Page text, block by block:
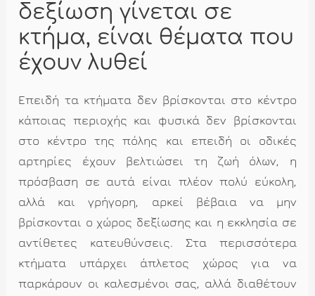
δεξίωση γίνεται σε
κτήμα, είναι θέματα που
έχουν λυθεί
Επειδή τα κτήματα δεν βρίσκονται στο κέντρο
κάποιας περιοχής και φυσικά δεν βρίσκονται
στο κέντρο της πόλης και επειδή οι οδικές
αρτηρίες έχουν βελτιώσει τη ζωή όλων, η
πρόσβαση σε αυτά είναι πλέον πολύ εύκολη,
αλλά και γρήγορη, αρκεί βέβαια να μην
βρίσκονται ο χώρος δεξίωσης και η εκκλησία σε
αντίθετες κατευθύνσεις. Στα περισσότερα
κτήματα υπάρχει άπλετος χώρος για να
παρκάρουν οι καλεσμένοι σας, αλλά διαθέτουν